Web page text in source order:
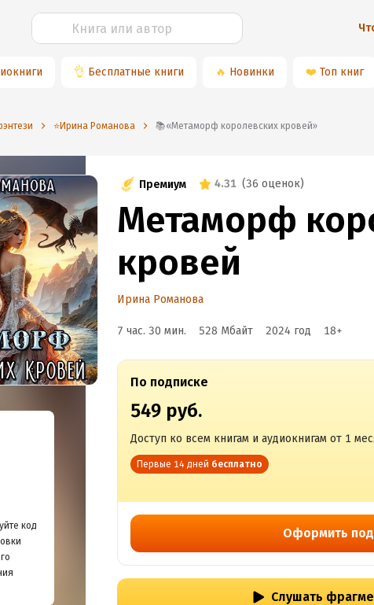
👌 Бесплатные книги 🔥 Новинки ❤️ Топ книг
⭐️Ирина Романова 📚«Метаморф королевских кровей»
код
Премиум 4.31 (36 оценок)
Метаморф
кровей
Ирина Романова
7 час. 30 мин. 528 Мбайт 2024 год 18+
По подписке
549 руб.
Доступ ко всем книгам и аудиокнигам от 1
Первые 14 дней бесплатно
Оформить
Слушать